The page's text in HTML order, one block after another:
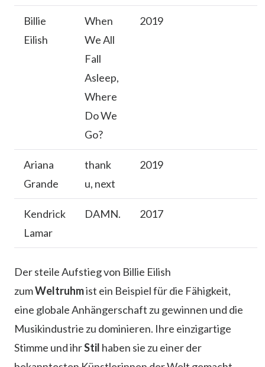
Billie
Eilish
When
We All
Fall
Asleep,
Where
Do We
Go?
2019
Ariana
Grande
thank
u, next
2019
Kendrick
Lamar
DAMN. 2017
Der steile Aufstieg von Billie Eilish
zumWeltruhmist ein Beispiel für die Fähigkeit,
eine globale Anhängerschaft zu gewinnen und die
Musikindustrie zu dominieren. Ihre einzigartige
Stimme und ihrStil haben sie zu einer der